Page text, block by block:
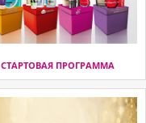
СТАРТОВАЯ ПРОГРАММА